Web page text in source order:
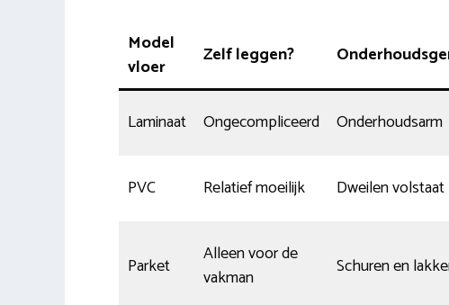
Model
vloer
Zelf leggen?
Laminaat Ongecompliceerd Onderhoudsarm
PVC
Relatief moeilijk Dweilen volstaat
Parket
Alleen voor de
vakman
Schuren en